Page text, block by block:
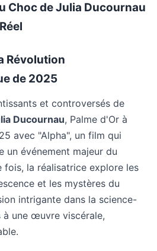
Choc de Julia Ducournau
Révolution
de 2025
et controversés de
Ducournau, Palme d'Or à
avec "Alpha", un film qui
un événement majeur du
fois, la réalisatrice explore les
et les mystères du
intrigante dans la science-
une œuvre viscérale,